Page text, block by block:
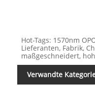
Hot-Tags: 1570nm
Lieferanten, Fabrik,
maßgeschneidert,
Verwandte